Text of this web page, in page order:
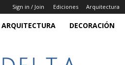
Sign in / Join Ediciones Arquitectura
ARQUITECTURA DECORACIÓN